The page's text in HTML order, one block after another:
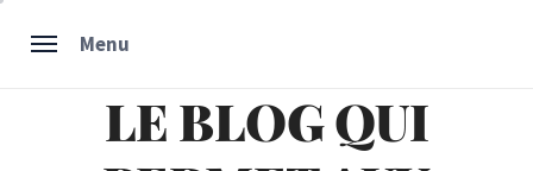
Menu
LE BLOG QUI